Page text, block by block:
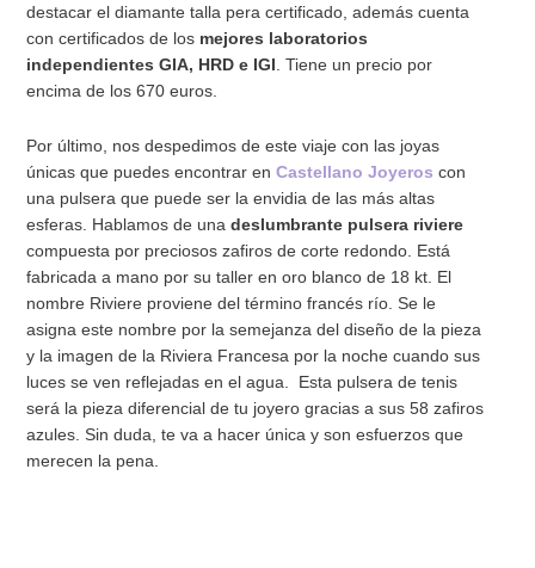
destacar el diamante talla pera certificado, además cuenta
con certificados de los mejores laboratorios
independientes GIA, HRD e IGI . Tiene un precio por
encima de los 670 euros.
Por último, nos despedimos de este viaje con las joyas
únicas que puedes encontrar enCastellano Joyeros con
una pulsera que puede ser la envidia de las más altas
esferas. Hablamos de unadeslumbrante pulsera riviere
compuesta por preciosos zafiros de corte redondo. Está
fabricada a mano por su taller en oro blanco de 18 kt. El
nombre Riviere proviene del término francés río. Se le
asigna este nombre por la semejanza del diseño de la pieza
y la imagen de la Riviera Francesa por la noche cuando sus
luces se ven reflejadas en el agua. Esta pulsera de tenis
será la pieza diferencial de tu joyero gracias a sus 58 zafiros
azules. Sin duda, te va a hacer única y son esfuerzos que
merecen la pena.